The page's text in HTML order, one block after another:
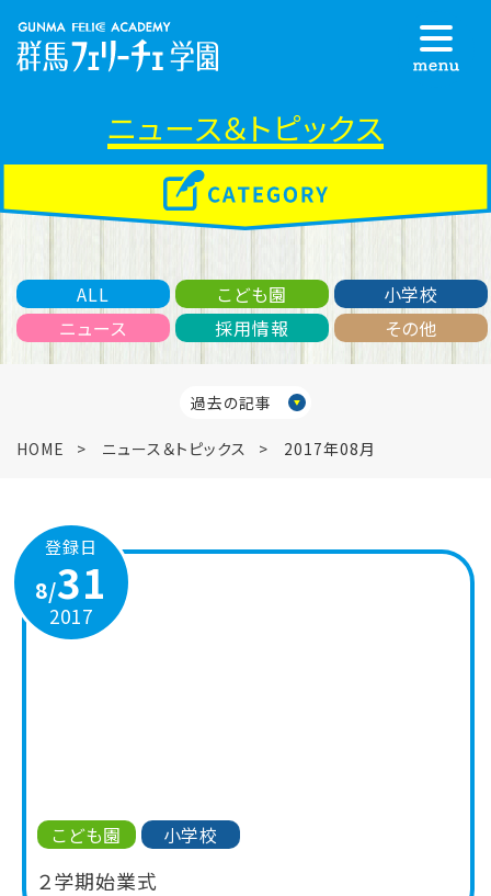
ニュース＆トピックス
ALL こども園
小学校
ニュース
採用情報 その他
HOME ニュース＆トピックス 2017年08月
過去の記事
登録日
8/31
2017
こども園 小学校
２学期始業式